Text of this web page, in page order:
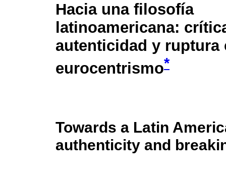
Hacia una filosofía
latinoamericana:
autenticidad y ruptura
eurocentrismo*
Towards a Latin
authenticity and